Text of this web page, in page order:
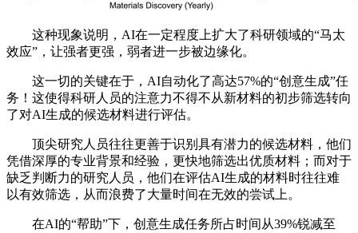
这种现象说明，AI在一定程度上扩大了科研领域的“马太
效应”，让强者更强，弱者进一步被边缘化。
这一切的关键在于，AI自动化了高达57%的“创意生成”任
务！这使得科研人员的注意力不得不从新材料的初步筛选转向
了对AI生成的候选材料进行评估。
顶尖研究人员往往更善于识别具有潜力的候选材料，他们
凭借深厚的专业背景和经验，更快地筛选出优质材料；而对于
缺乏判断力的研究人员，他们在评估AI生成的材料时往往难
以有效筛选，从而浪费了大量时间在无效的尝试上。
在AI的“帮助”下，创意生成任务所占时间从39%锐减至